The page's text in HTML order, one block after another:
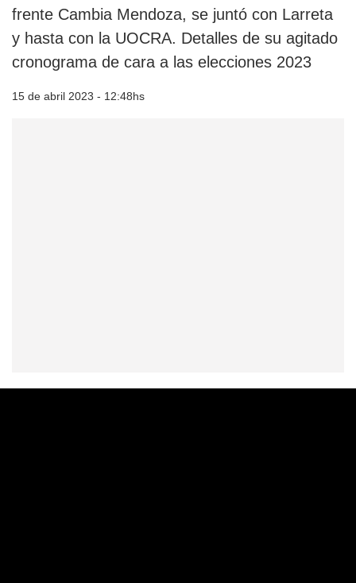
frente Cambia Mendoza, se juntó con Larreta
y hasta con la UOCRA. Detalles de su agitado
cronograma de cara a las elecciones 2023
15 de abril 2023 - 12:48hs